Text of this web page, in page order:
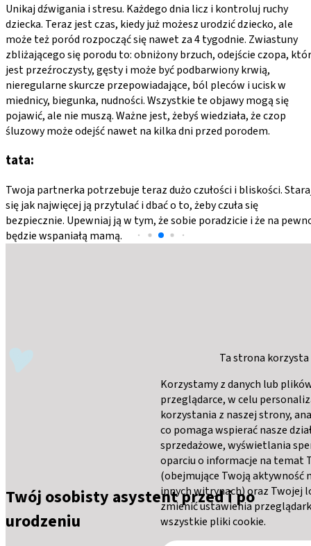
Unikaj dźwigania i stresu. Każdego dnia licz i kontroluj ruchy
dziecka. Teraz jest czas, kiedy już możesz urodzić dziecko, ale
może też poród rozpocząć się nawet za 4 tygodnie. Zwiastuny
zbliżającego się porodu to: obniżony brzuch, odejście czopa,
jest przeźroczysty, gęsty i może być podbarwiony krwią,
nieregularne skurcze przepowiadające, ból pleców i ucisk w
miednicy, biegunka, nudności. Wszystkie te objawy mogą się
pojawić, ale nie muszą. Ważne jest, żebyś wiedziała, że czop
śluzowy może odejść nawet na kilka dni przed porodem.
tata:
Twoja partnerka potrzebuje teraz dużo czułości i bliskości.
się jak najwięcej ją przytulać i dbać o to, żeby czuła się
bezpiecznie. Upewniaj ją w tym, że sobie poradzicie i że na
będzie wspaniałą mamą.
Twój osobisty asystent przed i po
urodzeniu
Ta strona
Korzystamy z danych lub
przeglądarce, w celu
korzystania z naszej strony,
co pomaga wspierać nasze
sprzedażowe, wyświetlania
oparciu o informacje na temat
(obejmujące Twoją aktywność
innych witrynach) oraz Twojej
zmienić ustawienia
wszystkie pliki cookie.